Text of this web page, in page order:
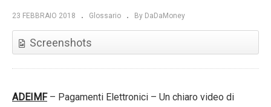
23 FEBBRAIO 2018 Glossario By DaDaMoney
Screenshots
ADEIMF– Pagamenti Elettronici – Un chiaro video di